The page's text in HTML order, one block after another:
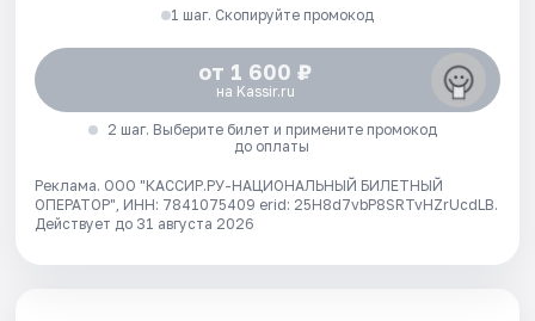
1 шаг. Скопируйте промокод
от 1 600 ₽
на Kassir.ru
2 шаг. Выберите билет и примените промокод
до оплаты
Реклама. ООО "КАССИР.РУ-НАЦИОНАЛЬНЫЙ БИЛЕТНЫЙ
ОПЕРАТОР", ИНН: 7841075409 erid: 25H8d7vbP8SRTvHZrUcdLB.
Действует до 31 августа 2026